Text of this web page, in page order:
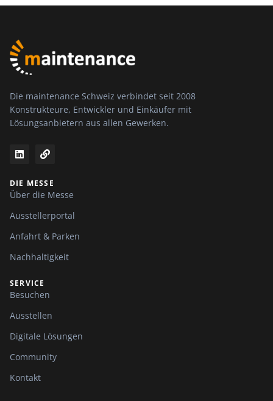
Die maintenance Schweiz verbindet seit 2008
Konstrukteure, Entwickler und Einkäufer mit
Lösungsanbietern aus allen Gewerken.
DIE MESSE
Über die Messe
Ausstellerportal
Anfahrt & Parken
Nachhaltigkeit
SERVICE
Besuchen
Ausstellen
Digitale Lösungen
Community
Kontakt